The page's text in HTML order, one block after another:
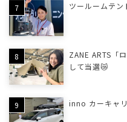
ツールームテン
ZANE ARTS「
して当選😿
inno カーキャ